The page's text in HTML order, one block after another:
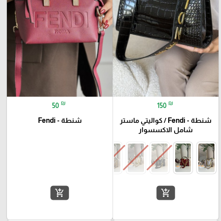
150 ₪
شنطة - Fendi / كواليتي ماستر
شامل الاكسسوار
add_shopping_cart
50 ₪
شنطة - Fendi
add_shopping_cart